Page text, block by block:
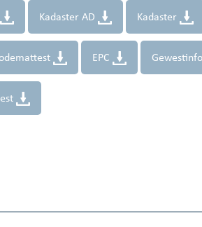
Kadaster AD Kadaster
EPC Gewestinfo